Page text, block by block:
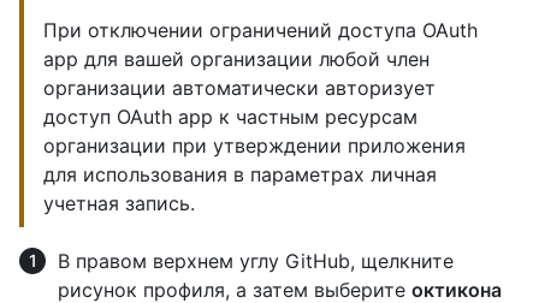
При отключении ограничений доступа OAuth
app для вашей организации любой член
организации автоматически авторизует
доступ OAuth app к частным ресурсам
организации при утверждении приложения
для использования в параметрах личная
учетная запись.
В правом верхнем углу GitHub, щелкните
рисунок профиля, а затем выберите октикона